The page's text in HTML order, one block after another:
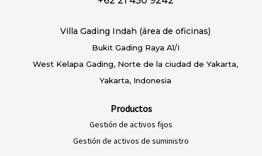
Villa Gading Indah (área de oficinas)
Bukit Gading Raya A1/I
West Kelapa Gading, Norte de la ciudad de Yakarta,
Yakarta, Indonesia
Productos
Gestión de activos fijos
Gestión de activos de suministro